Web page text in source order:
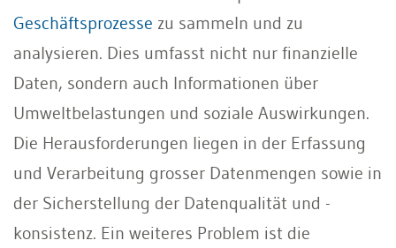
Geschäftsprozesse zu sammeln und zu
analysieren. Dies umfasst nicht nur finanzielle
Daten, sondern auch Informationen über
Umweltbelastungen und soziale Auswirkungen.
Die Herausforderungen liegen in der Erfassung
und Verarbeitung grosser Datenmengen sowie in
der Sicherstellung der Datenqualität und -
konsistenz. Ein weiteres Problem ist die